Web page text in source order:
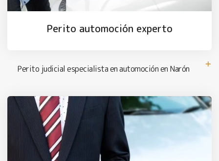
Perito automoción experto
Perito judicial especialista en automoción en Narón